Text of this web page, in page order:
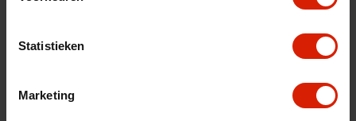
Statistieken
Marketing